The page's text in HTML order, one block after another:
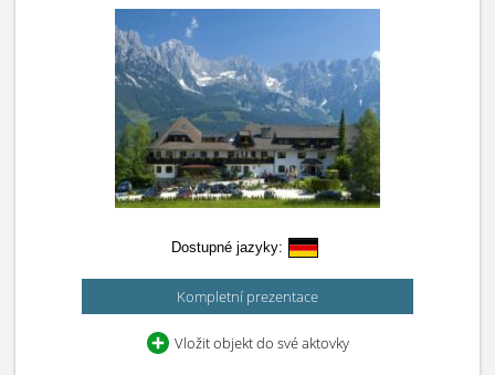
Dostupné jazyky:
Kompletní prezentace
Vložit objekt do své aktovky